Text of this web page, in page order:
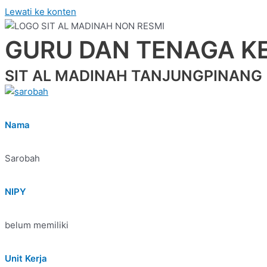
Lewati ke konten
GURU DAN TENAGA
SIT AL MADINAH TANJUNGPINANG
Nama
Sarobah
NIPY
belum memiliki
Unit Kerja